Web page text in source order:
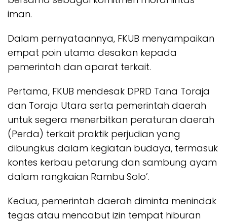
iman.
Dalam pernyataannya, FKUB menyampaikan
empat poin utama desakan kepada
pemerintah dan aparat terkait.
Pertama, FKUB mendesak DPRD Tana Toraja
dan Toraja Utara serta pemerintah daerah
untuk segera menerbitkan peraturan daerah
(Perda) terkait praktik perjudian yang
dibungkus dalam kegiatan budaya, termasuk
kontes kerbau petarung dan sambung ayam
dalam rangkaian Rambu Solo’.
Kedua, pemerintah daerah diminta menindak
tegas atau mencabut izin tempat hiburan